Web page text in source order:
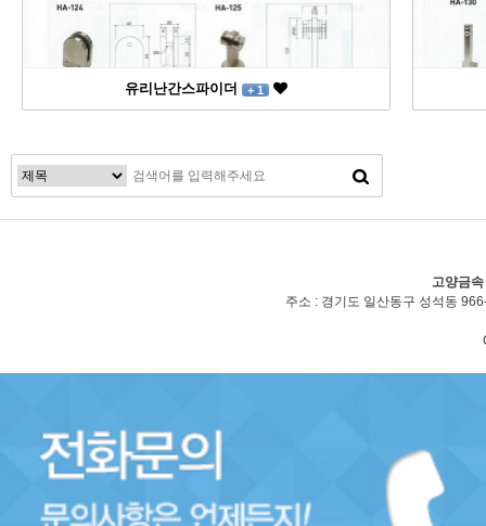
유리난간스파이더 + 1
고양금속
주소 : 경기도 일산동구 성석동